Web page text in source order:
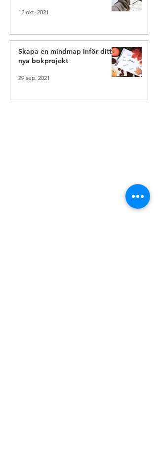
12 okt. 2021
Skapa en mindmap inför ditt
nya bokprojekt
29 sep. 2021